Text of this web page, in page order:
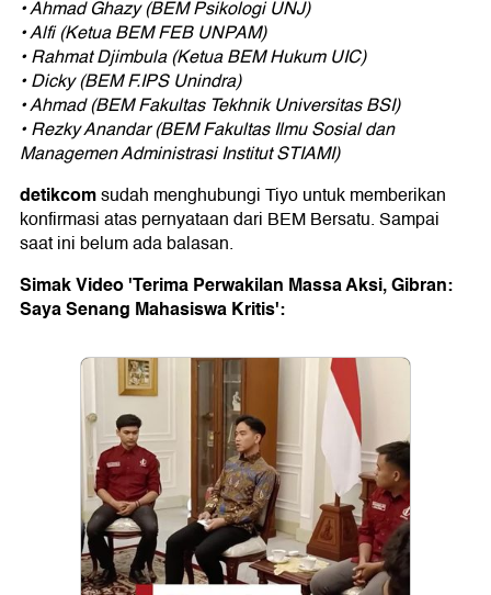
•⁠ ⁠Ahmad Ghazy (BEM Psikologi UNJ)
•⁠ ⁠Alfi (Ketua BEM FEB UNPAM)
•⁠ ⁠Rahmat Djimbula (Ketua BEM Hukum UIC)
•⁠ ⁠Dicky (BEM F.IPS Unindra)
•⁠ ⁠Ahmad (BEM Fakultas Tekhnik Universitas BSI)
•⁠ ⁠Rezky Anandar (BEM Fakultas Ilmu Sosial dan
Managemen Administrasi Institut STIAMI)
detikcomsudah menghubungi Tiyo untuk memberikan
konfirmasi atas pernyataan dari BEM Bersatu. Sampai
saat ini belum ada balasan.
Simak Video 'Terima Perwakilan Massa Aksi, Gibran:
Saya Senang Mahasiswa Kritis':